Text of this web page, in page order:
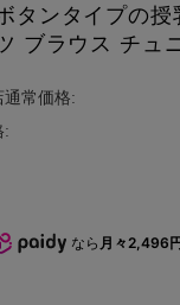
ボタンタイプの
ブラウス チ
通常価格:
:
なら 月々2,496